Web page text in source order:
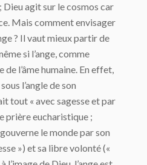
Dieu agit sur le cosmos car
Mais comment envisager
? Il vaut mieux partir de
si l’ange, comme
l’âme humaine. En effet,
l’angle de son
tout « avec sagesse et par
prière eucharistique ;
le monde par son
») et sa libre volonté («